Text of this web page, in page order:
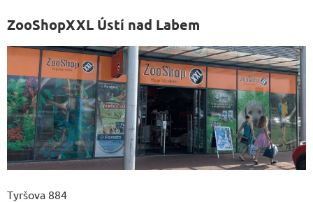
ZooShopXXL Ústí nad Labem
Tyršova 884